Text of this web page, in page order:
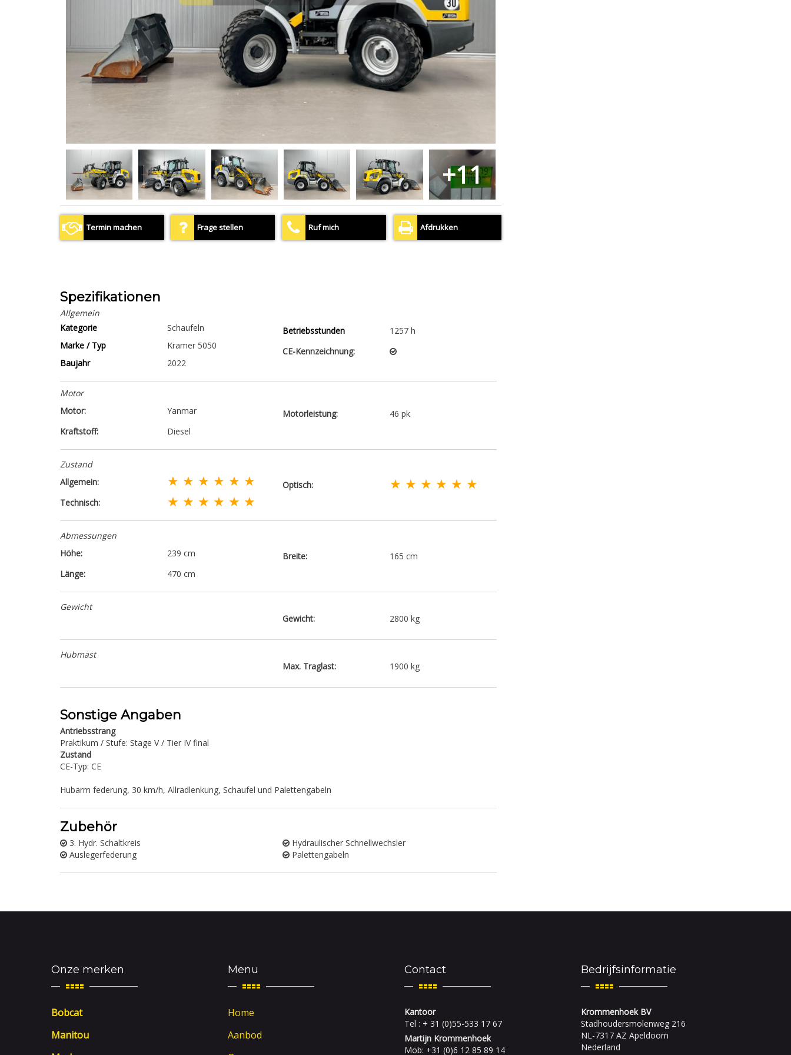
+11
Termin machen Frage stellen Ruf mich Afdrukken
Spezifikationen
Allgemein
Kategorie
Schaufeln
Marke / Typ
Kramer 5050
Baujahr
2022
Betriebsstunden
1257 h
CE-Kennzeichnung:
Motor
Motor:
Yanmar
Kraftstoff:
Diesel
Motorleistung: 46 pk
Zustand
Allgemein:
★ ★ ★ ★ ★ ★
Technisch: ★ ★ ★ ★ ★ ★
Optisch: ★ ★ ★ ★ ★ ★
Abmessungen
Höhe:
239 cm
Länge:
470 cm
Breite: 165 cm
Gewicht
Gewicht:
2800 kg
Hubmast
Max. Traglast:
1900 kg
Sonstige Angaben
Antriebsstrang
Praktikum / Stufe: Stage V / Tier IV final
Zustand
CE-Typ: CE
Hubarm federung, 30 km/h, Allradlenkung, Schaufel und Palettengabeln
Zubehör
3. Hydr. Schaltkreis
Auslegerfederung
Hydraulischer Schnellwechsler
Palettengabeln
Onze merken
Bobcat
Manitou
Menu
Home
Aanbod
Contact
Kantoor
Tel : + 31 (0)55-533 17 67
Martijn Krommenhoek
Mob: +31 (0)6 12 85 89 14
Bedrijfsinformatie
Krommenhoek BV
Stadhoudersmolenweg 216
NL-7317 AZ Apeldoorn
Nederland